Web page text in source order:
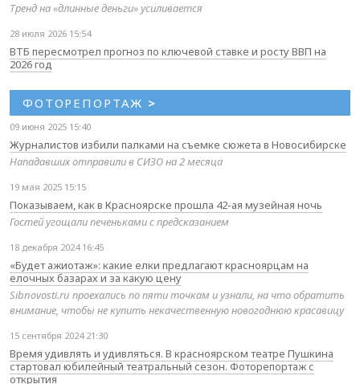
Тренд на «длинные деньги» усиливается
28 июля 2026 15:54
ВТБ пересмотрел прогноз по ключевой ставке и росту ВВП на
2026 год
ФОТОРЕПОРТАЖ >
09 июня 2025 15:40
Журналистов избили палками на съемке сюжета в Новосибирске
Нападавших отправили в СИЗО на 2 месяца
19 мая 2025 15:15
Показываем, как в Красноярске прошла 42-ая музейная ночь
Гостей угощали печеньками с предсказанием
18 декабря 2024 16:45
«Будет ажиотаж»: какие елки предлагают красноярцам на
елочных базарах и за какую цену
Sibnovosti.ru проехались по пяти точкам и узнали, на что обратить
внимание, чтобы не купить некачественную новогоднюю красавицу
15 сентября 2024 21:30
Время удивлять и удивляться. В красноярском театре Пушкина
стартовал юбилейный театральный сезон. Фоторепортаж с
открытия